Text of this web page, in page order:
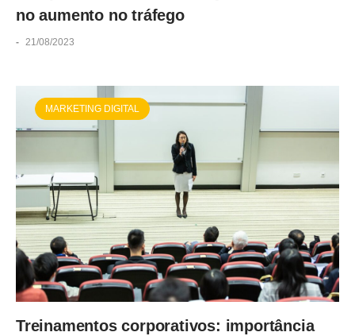
no aumento no tráfego
- 21/08/2023
MARKETING DIGITAL
Treinamentos corporativos: importância